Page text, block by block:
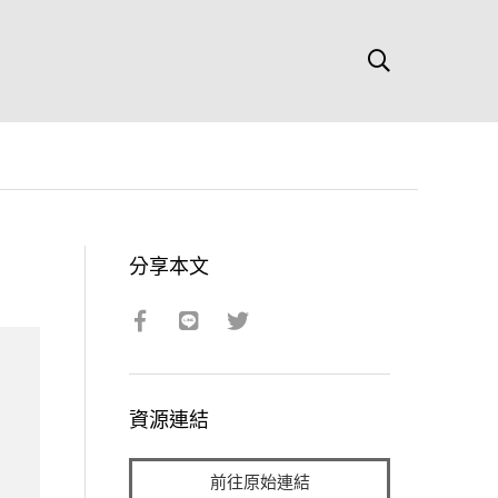
分享本文
資源連結
前往原始連結